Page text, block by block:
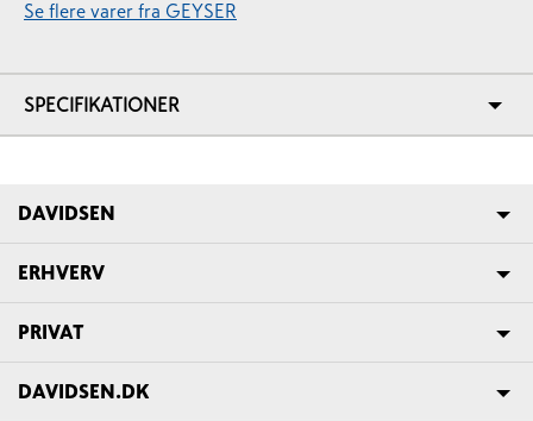
Se flere varer fra GEYSER
SPECIFIKATIONER
DAVIDSEN
ERHVERV
PRIVAT
DAVIDSEN.DK